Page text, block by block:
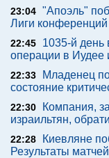
23:04 "Апоэль"
Лиги конференций
22:45
1035-й день
операции в Иудее
22:33
Младенец
состояние
22:30
Компания,
израильтян,
22:28
Киевляне
Результаты